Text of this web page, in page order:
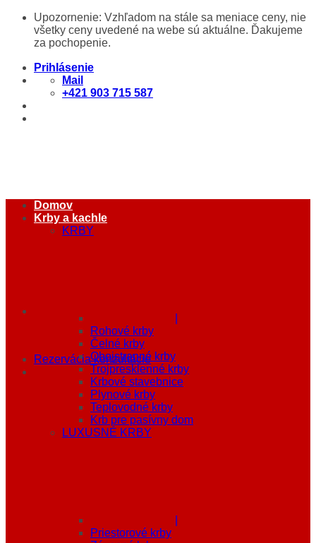
Skip
content
Upozornenie: Vzhľadom na stále sa meniace ceny, nie
všetky ceny uvedené na webe sú aktuálne. Ďakujeme
za pochopenie.
Prihlásenie
Mail
+421 903 715 587
Rezervácia konzultácie
Domov
Krby a kachle
KRBY
Rohové krby
Čelné krby
Obojstranné krby
Trojpresklenné krby
Krbové stavebnice
Plynové krby
Teplovodné krby
Krb pre pasívny dom
LUXUSNÉ KRBY
Priestorové krby